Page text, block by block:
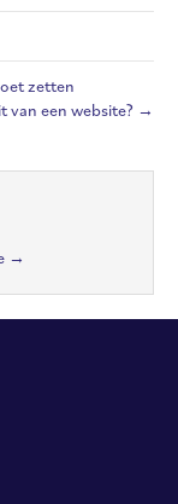
zetten
van een website? →
→